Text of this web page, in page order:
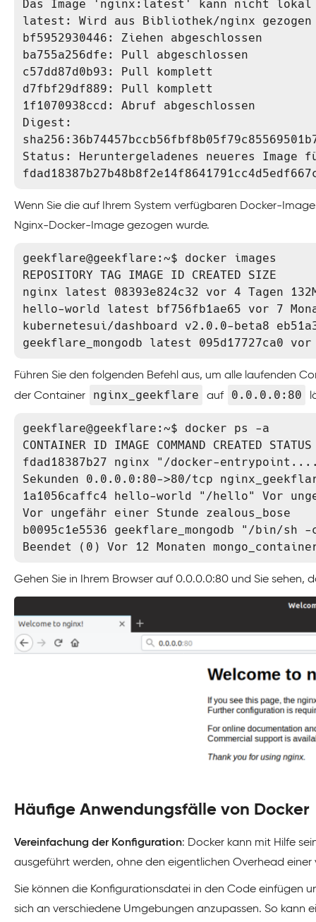
Das Image 'nginx:latest' kann nicht lokal
latest: Wird aus Bibliothek/nginx gezogen
bf5952930446: Ziehen abgeschlossen
ba755a256dfe: Pull abgeschlossen
c57dd87d0b93: Pull komplett
d7fbf29df889: Pull komplett
1f1070938ccd: Abruf abgeschlossen
Digest:
Status: Heruntergeladenes neueres
Wenn Sie die auf Ihrem System verfügbaren Docker-
Nginx-Docker-Image gezogen wurde.
geekflare@geekflare:~$ docker images
REPOSITORY TAG IMAGE ID CREATED SIZE
nginx latest 08393e824c32 vor 4 Tagen
hello-world latest bf756fb1ae65 vor 7
kubernetesui/dashboard v2.0.0-beta8
geekflare_mongodb latest 095d17727ca0 vor
Führen Sie den folgenden Befehl aus, um alle laufenden
der Container
nginx_geekflare auf 0.0.0.0:80
geekflare@geekflare:~$ docker ps -a
CONTAINER ID IMAGE COMMAND CREATED STATUS
fdad18387b27 nginx "/docker-
Sekunden 0.0.0.0:80->80/tcp
1a1056caffc4 hello-world "/hello" Vor
Vor ungefähr einer Stunde zealous_bose
b0095c1e5536 geekflare_mongodb "/bin/
Beendet (0) Vor 12 Monaten
Gehen Sie in Ihrem Browser auf 0.0.0.0:80 und Sie sehen,
Häufige Anwendungsfälle von Docker
Vereinfachung der Konfiguration: Docker kann mit Hilfe
ausgeführt werden, ohne den eigentlichen Overhead einer
Sie können die Konfigurationsdatei in den Code einfügen
sich an verschiedene Umgebungen anzupassen. So kann